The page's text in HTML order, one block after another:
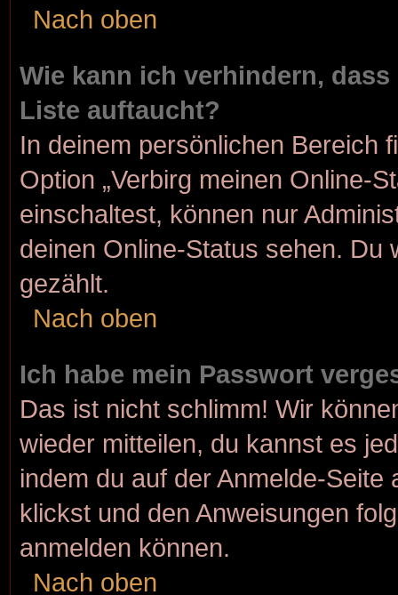
Nach oben
Wie kann ich verhindern,
Liste auftaucht?
In deinem persönlichen Bereich
Option „Verbirg meinen Online-
einschaltest, können nur
deinen Online-Status sehen.
gezählt.
Nach oben
Ich habe mein Passwort
Das ist nicht schlimm! Wir
wieder mitteilen, du kannst es
indem du auf der Anmelde-Seite
klickst und den Anweisungen
anmelden können.
Nach oben